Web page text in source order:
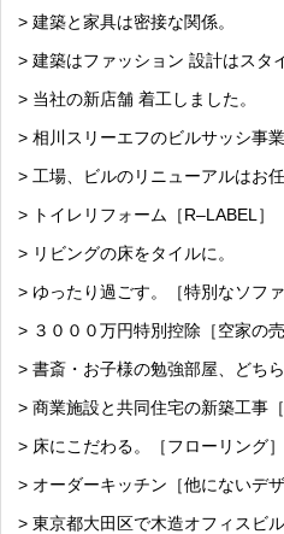
> 建築と家具は密接な関係。
> 建築はファッション 設計はスタ
> 当社の新店舗 着工しました。
> 相川スリーエフのビルサッシ事業
> 工場、ビルのリニューアルはお任
> トイレリフォーム［R–LABEL］
> リビングの床をタイルに。
> ゆったり過ごす。［特別なソファ
> ３０００万円特別控除［空家の
> 書斎・お子様の勉強部屋、どち
> 商業施設と共同住宅の新築工事［
> 床にこだわる。［フローリング］
> オーダーキッチン［他にないデザ
> 東京都大田区で木造オフィスビ